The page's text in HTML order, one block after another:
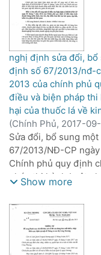
nghị định sửa đổi,
định số 67/2013/nđ-
2013 của chính phủ
điều và biện pháp
hại của thuốc lá về
(Chính Phủ, 2017-
Sửa đổi, bổ sung
67/2013/NĐ-CP
Chính phủ quy định
pháp thi hành Luật
Show more